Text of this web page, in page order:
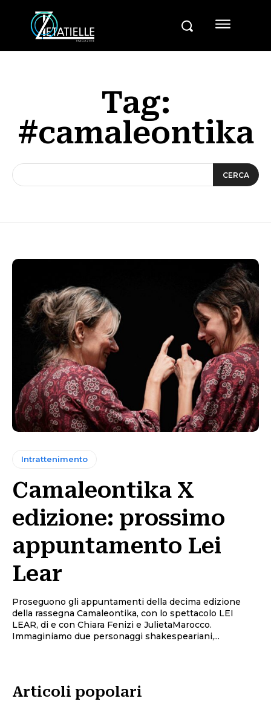
Tag:
#camaleontika
CERCA
Intrattenimento
Camaleontika X
edizione: prossimo
appuntamento Lei
Lear
Proseguono gli appuntamenti della decima edizione
della rassegna Camaleontika, con lo spettacolo LEI
LEAR, di e con Chiara Fenizi e JulietaMarocco.
Immaginiamo due personaggi shakespeariani,...
Articoli popolari